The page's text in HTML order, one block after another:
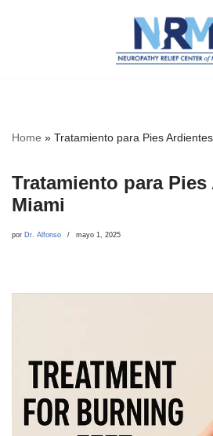
Home » Tratamiento para Pies
Tratamiento para
Miami
por Dr. Alfonso mayo 1, 2025